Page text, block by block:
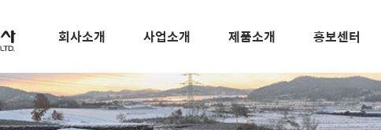
회사소개 사업소개 제품소개 홍보센터